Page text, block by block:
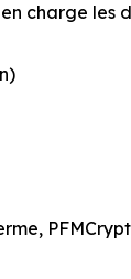
charge les